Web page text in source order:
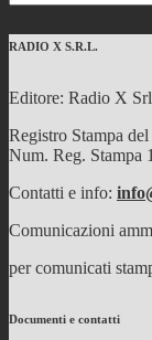
per:
RADIO X S.R.L.
Editore: Radio X Srl
Registro Stampa
Num. Reg. Stampa
Contatti e info:
Comunicazioni
per comunicati
Documenti e contatti